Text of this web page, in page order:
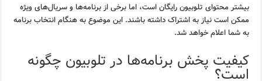
بیشتر محتوای تلوبیون رایگان است، اما برخی از برنامه‌ها و سریال‌های ویژه
ممکن است نیاز به اشتراک داشته باشند. این موضوع به هنگام انتخاب برنامه
به شما اعلام خواهد شد.
کیفیت پخش برنامه‌ها در تلوبیون چگونه
است؟